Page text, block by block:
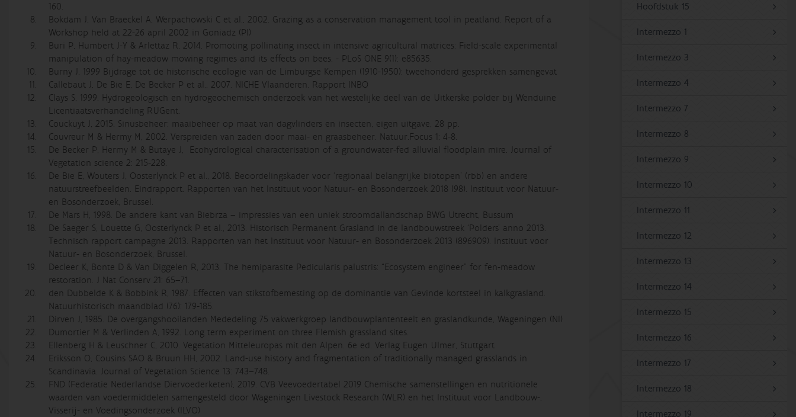
160.
Bokdam J, Van Braeckel A, Werpachowski C et al., 2002. Grazing as a conservation management tool in peatland. Report of a
Workshop held at 22-26 april 2002 in Goniadz (Pl)
Buri P, Humbert J-Y & Arlettaz R, 2014. Promoting pollinating insect in intensive agricultural matrices: Field-scale experimental
manipulation of hay-meadow mowing regimes and its effects on bees. - PLoS ONE 9(1): e85635.
Burny J, 1999 Bijdrage tot de historische ecologie van de Limburgse Kempen (1910-1950): tweehonderd gesprekken samengevat
Callebaut J, De Bie E, De Becker P et al., 2007. NICHE Vlaanderen. Rapport INBO
Clays S, 1999. Hydrogeologisch en hydrogeochemisch onderzoek van het westelijke deel van de Uitkerske polder bij Wenduine
Licentiaatsverhandeling RUGent.
Couckuyt J, 2015. Sinusbeheer: maaibeheer op maat van dagvlinders en insecten, eigen uitgave, 28 pp.
Couvreur M & Hermy M, 2002. Verspreiden van zaden door maai- en graasbeheer. Natuur.Focus 1: 4-8.
De Becker P, Hermy M & Butaye J, Ecohydrological characterisation of a groundwater-fed alluvial floodplain mire. Journal of
Vegetation science 2: 215-228.
De Bie E, Wouters J, Oosterlynck P et al., 2018. Beoordelingskader voor ‘regionaal belangrijke biotopen’ (rbb) en andere
natuurstreefbeelden. Eindrapport. Rapporten van het Instituut voor Natuur- en Bosonderzoek 2018 (98). Instituut voor Natuur-
en Bosonderzoek, Brussel.
De Mars H, 1998. De andere kant van Biebrza – impressies van een uniek stroomdallandschap BWG Utrecht, Bussum
De Saeger S, Louette G, Oosterlynck P et al., 2013. Historisch Permanent Grasland in de landbouwstreek ‘Polders’ anno 2013.
Technisch rapport campagne 2013. Rapporten van het Instituut voor Natuur- en Bosonderzoek 2013 (896909). Instituut voor
Natuur- en Bosonderzoek, Brussel.
Decleer K, Bonte D & Van Diggelen R, 2013. The hemiparasite Pedicularis palustris: “Ecosystem engineer” for fen-meadow
restoration. J Nat Conserv 21: 65–71.
den Dubbelde K & Bobbink R, 1987. Effecten van stikstofbemesting op de dominantie van Gevinde kortsteel in kalkgrasland.
Natuurhistorisch maandblad (76): 179-185.
Dirven J, 1985. De overgangshooilanden Mededeling 75 vakwerkgroep landbouwplantenteelt en graslandkunde, Wageningen (Nl)
Dumortier M & Verlinden A, 1992. Long term experiment on three Flemish grassland sites.
Ellenberg H & Leuschner C, 2010. Vegetation Mitteleuropas mit den Alpen. 6e ed. Verlag Eugen Ulmer, Stuttgart
Eriksson O, Cousins SAO & Bruun HH, 2002. Land-use history and fragmentation of traditionally managed grasslands in
Scandinavia. Journal of Vegetation Science 13: 743–748.
FND (Federatie Nederlandse Diervoederketen), 2019. CVB Veevoedertabel 2019 Chemische samenstellingen en nutritionele
waarden van voedermiddelen samengesteld door Wageningen Livestock Research (WLR) en het Instituut voor Landbouw-,
Visserij- en Voedingsonderzoek (ILVO)
Hoofdstuk 15
Intermezzo 1
Intermezzo 3
Intermezzo 4
Intermezzo 7
Intermezzo 8
Intermezzo 9
Intermezzo 10
Intermezzo 11
Intermezzo 12
Intermezzo 13
Intermezzo 14
Intermezzo 15
Intermezzo 16
Intermezzo 17
Intermezzo 18
Intermezzo 19